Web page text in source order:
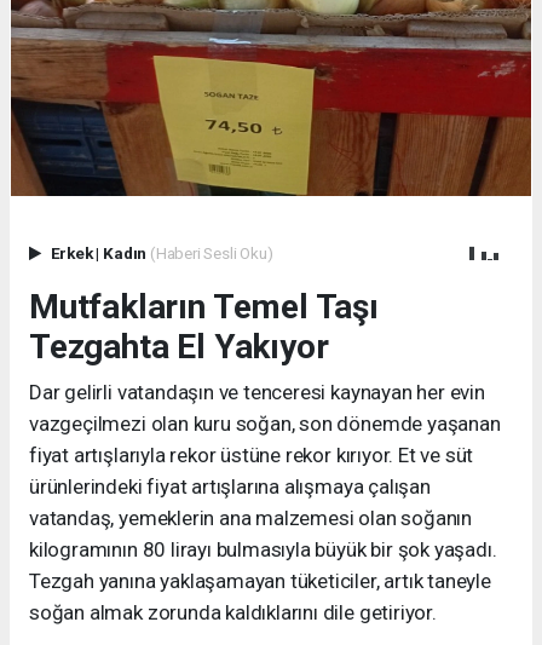
Erkek| Kadın (Haberi Sesli Oku)
Mutfakların Temel Taşı
Tezgahta El Yakıyor
Dar gelirli vatandaşın ve tenceresi kaynayan her evin
vazgeçilmezi olan kuru soğan, son dönemde yaşanan
fiyat artışlarıyla rekor üstüne rekor kırıyor. Et ve süt
ürünlerindeki fiyat artışlarına alışmaya çalışan
vatandaş, yemeklerin ana malzemesi olan soğanın
kilogramının 80 lirayı bulmasıyla büyük bir şok yaşadı.
Tezgah yanına yaklaşamayan tüketiciler, artık taneyle
soğan almak zorunda kaldıklarını dile getiriyor.